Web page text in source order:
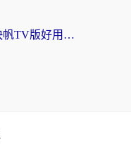
海外党必看：雷神手游和快帆TV版好用吗？3步选对回国加速器不踩坑